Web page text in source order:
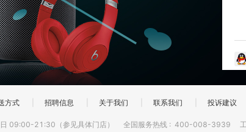
方式 招聘信息 关于我们 联系我们 投诉建议
09:00-21:30（参见具体门店） 全国服务热线 : 400-008-3939